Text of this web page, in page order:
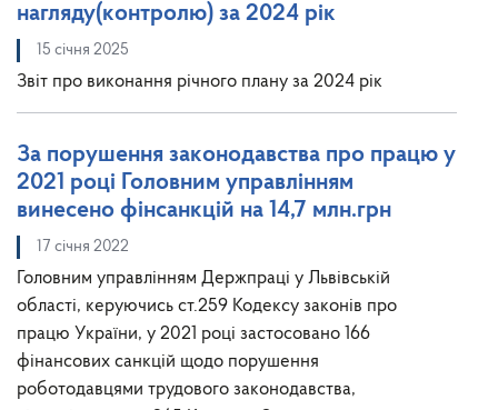
нагляду(контролю) за 2024 рік
15 січня 2025
Звіт про виконання річного плану за 2024 рік
За порушення законодавства про працю у
2021 році Головним управлінням
винесено фінсанкцій на 14,7 млн.грн
17 січня 2022
Головним управлінням Держпраці у Львівській
області, керуючись ст.259 Кодексу законів про
працю України, у 2021 році застосовано 166
фінансових санкцій щодо порушення
роботодавцями трудового законодавства,